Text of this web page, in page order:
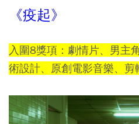
《疫起》
入圍8獎項：劇情片、男主
術設計、原創電影音樂、剪